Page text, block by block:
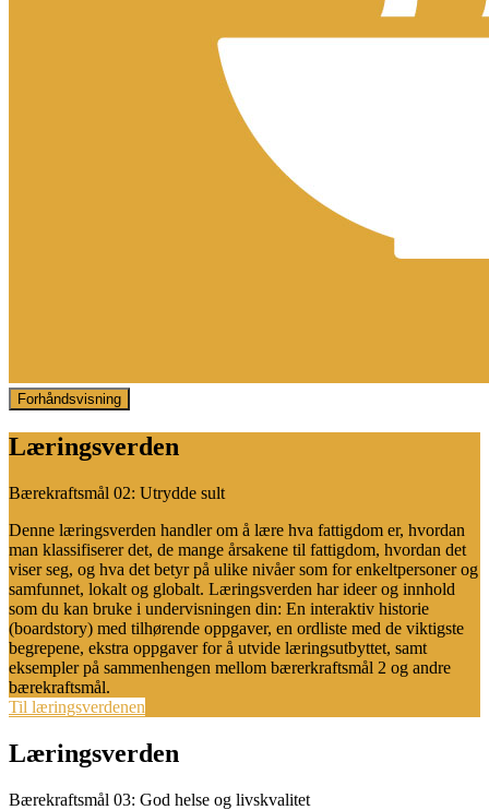
Forhåndsvisning
Læringsverden
Bærekraftsmål 02: Utrydde sult
Denne læringsverden handler om å lære hva fattigdom er, hvordan
man klassifiserer det, de mange årsakene til fattigdom, hvordan det
viser seg, og hva det betyr på ulike nivåer som for enkeltpersoner og
samfunnet, lokalt og globalt. Læringsverden har ideer og innhold
som du kan bruke i undervisningen din: En interaktiv historie
(boardstory) med tilhørende oppgaver, en ordliste med de viktigste
begrepene, ekstra oppgaver for å utvide læringsutbyttet, samt
eksempler på sammenhengen mellom bærerkraftsmål 2 og andre
bærekraftsmål.
Til læringsverdenen
Læringsverden
Bærekraftsmål 03: God helse og livskvalitet